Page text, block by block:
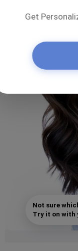
Not sure
Try it on with
Get